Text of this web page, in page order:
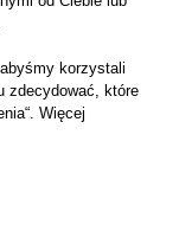
korzystali
zdecydować, które
Więcej